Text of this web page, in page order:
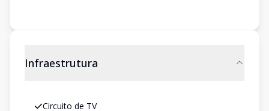
Infraestrutura
Circuito de TV